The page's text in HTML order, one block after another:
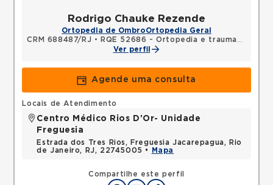
Rodrigo Chauke Rezende
Ortopedia de OmbroOrtopedia Geral
CRM 688487/RJ •
RQE 52686 - Ortopedia e traumatologia
Ver perfil
Agende uma consulta
Compartilhe este perfil
Locais de Atendimento
Centro Médico Rios D'Or- Unidade
Freguesia
Estrada dos Tres Rios, Freguesia Jacarepagua, Rio
de Janeiro, RJ, 22745005 •
Mapa